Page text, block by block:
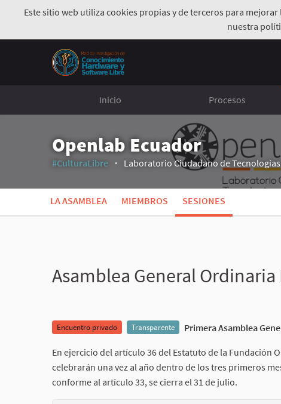
Este sitio web utiliza cookies propias y de terceros para
nuestra
Inicio Procesos
Openlab Ecuador
#CulturaLibre Laboratorio Ciudadano de
LA ASAMBLEA MIEMBROS SESIONES
Asamblea General Ordinaria
Encuentro privado Transparente Primera Asamblea
En ejercicio del artículo 36 del Estatuto de la Fundación
celebrarán una vez al año dentro de los tres primeros
conforme al artículo 33, se cierra el 31 de julio.